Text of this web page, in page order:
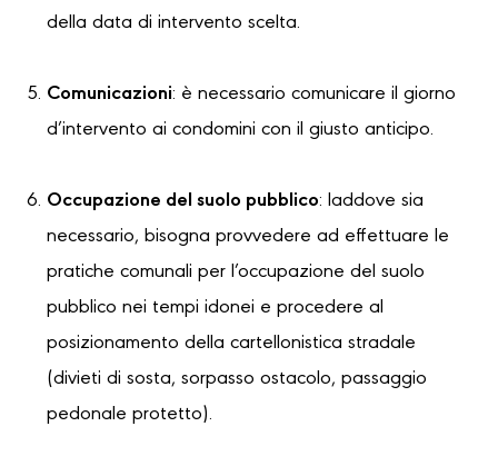
della data di intervento scelta.
Comunicazioni: è necessario comunicare il giorno
d’intervento ai condomini con il giusto anticipo.
Occupazione del suolo pubblico: laddove sia
necessario, bisogna provvedere ad effettuare le
pratiche comunali per l’occupazione del suolo
pubblico nei tempi idonei e procedere al
posizionamento della cartellonistica stradale
(divieti di sosta, sorpasso ostacolo, passaggio
pedonale protetto).